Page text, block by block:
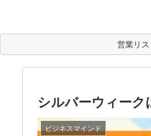
営業リ
シルバーウィーク
ビジネスマインド